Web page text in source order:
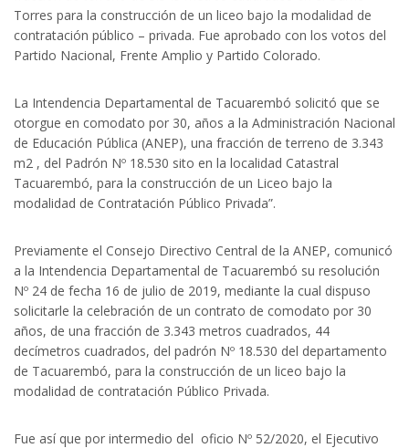
Torres para la construcción de un liceo bajo la modalidad de
contratación público – privada. Fue aprobado con los votos del
Partido Nacional, Frente Amplio y Partido Colorado.
La Intendencia Departamental de Tacuarembó solicitó que se
otorgue en comodato por 30, años a la Administración Nacional
de Educación Pública (ANEP), una fracción de terreno de 3.343
m2 , del Padrón Nº 18.530 sito en la localidad Catastral
Tacuarembó, para la construcción de un Liceo bajo la
modalidad de Contratación Público Privada”.
Previamente el Consejo Directivo Central de la ANEP, comunicó
a la Intendencia Departamental de Tacuarembó su resolución
Nº 24 de fecha 16 de julio de 2019, mediante la cual dispuso
solicitarle la celebración de un contrato de comodato por 30
años, de una fracción de 3.343 metros cuadrados, 44
decímetros cuadrados, del padrón Nº 18.530 del departamento
de Tacuarembó, para la construcción de un liceo bajo la
modalidad de contratación Público Privada.
Fue así que por intermedio del oficio Nº 52/2020, el Ejecutivo